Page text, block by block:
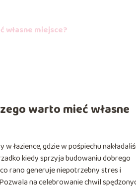
własne miejsce?
warto mieć własne
łazience, gdzie w pośpiechu
kiedy sprzyja budowaniu dobrego
rano generuje niepotrzebny stres i
na celebrowanie chwil